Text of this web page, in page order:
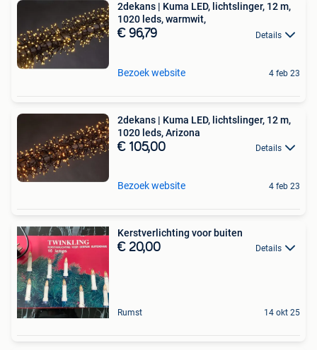
2dekans | Kuma LED, lichtslinger, 12 m,
1020 leds, warmwit,
€ 96,79 Details
Bezoek website 4 feb 23
2dekans | Kuma LED, lichtslinger, 12 m,
1020 leds, Arizona
€ 105,00 Details
Bezoek website 4 feb 23
Kerstverlichting voor buiten
€ 20,00 Details
Rumst 14 okt 25